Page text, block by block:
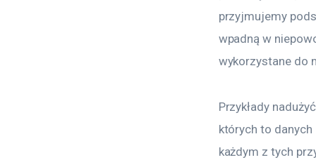
przyjmujemy
wpadną w
wykorzystane do
Przykłady
których to
każdym z tych